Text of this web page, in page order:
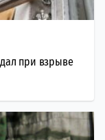
при взрыве